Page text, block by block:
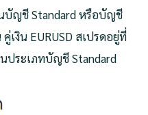
บัญชี Standard หรือบัญชี
งิน EURUSD สเปรดอยู่ที่
ประเภทบัญชี Standard